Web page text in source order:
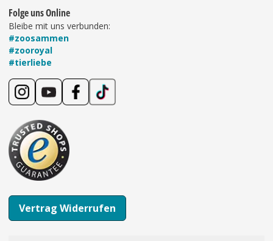
Folge uns Online
Bleibe mit uns verbunden:
#zoosammen
#zooroyal
#tierliebe
Vertrag Widerrufen